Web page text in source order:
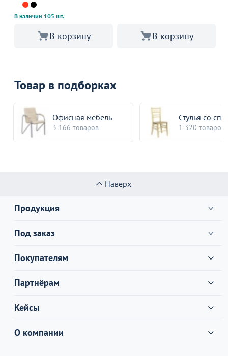
В наличии 105 шт.
В корзину В корзину
Товар в подборках
Офисная мебель
3 166 товаров
Стулья со
1 320 товаров
Наверх
Продукция
Под заказ
Покупателям
Партнёрам
Кейсы
О компании